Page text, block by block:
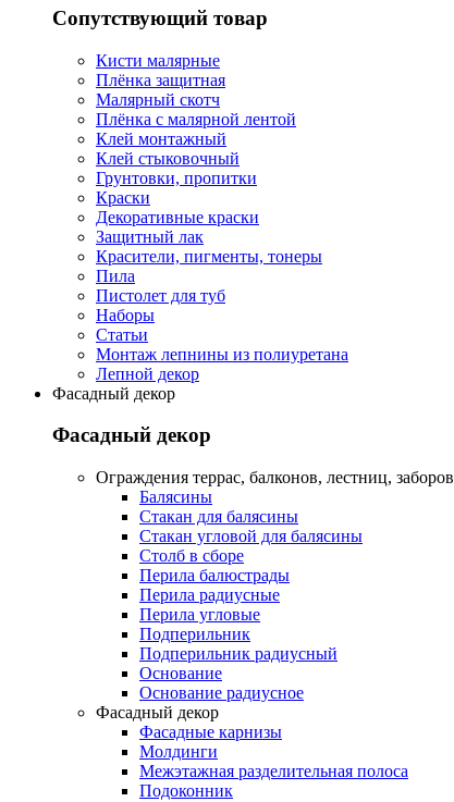
Сопутствующий товар
Кисти малярные
Плёнка защитная
Малярный скотч
Плёнка с малярной лентой
Клей монтажный
Клей стыковочный
Грунтовки, пропитки
Краски
Декоративные краски
Защитный лак
Красители, пигменты, тонеры
Пила
Пистолет для туб
Наборы
Статьи
Монтаж лепнины из полиуретана
Лепной декор
Фасадный декор
Фасадный декор
Oграждения террас, балконов, лестниц, заборов
Балясины
Стакан для балясины
Стакан угловой для балясины
Столб в сборе
Перила балюстрады
Перила радиусные
Перила угловые
Подперильник
Подперильник радиусный
Основание
Основание радиусное
Фасадный декор
Фасадные карнизы
Молдинги
Межэтажная разделительная полоса
Подоконник